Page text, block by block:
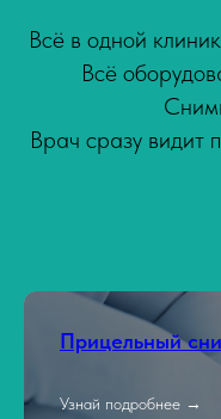
Всё в одной
Всё
Врач сразу видит
Прицельный
Узнай подробнее →